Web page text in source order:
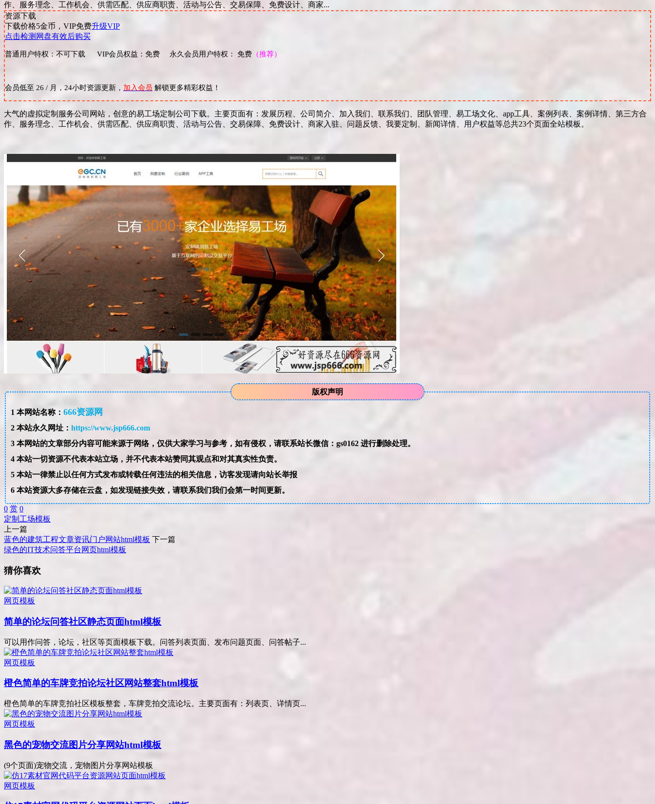
作、服务理念、工作机会、供需匹配、供应商职责、活动与公告、交易保障、免费设计、商家...
资源下载
下载价格5金币，VIP免费升级VIP
点击检测网盘有效后购买
普通用户特权：不可下载 VIP会员权益：免费 永久会员用户特权： 免费 （推荐）
会员低至 26 / 月，24小时资源更新， 加入会员 解锁更多精彩权益！
大气的虚拟定制服务公司网站，创意的易工场定制公司下载。主要页面有：发展历程、公司简介、加入我们、联系我们、团队管理、易工场文化、app工具、案例列表、案例详情、第三方合
作、服务理念、工作机会、供需匹配、供应商职责、活动与公告、交易保障、免费设计、商家入驻、问题反馈、我要定制、新闻详情、用户权益等总共23个页面全站模板。
版权声明
1 本网站名称： 666资源网
2本站永久网址： https://www.jsp666.com
3
本网站的文章部分内容可能来源于网络，仅供大家学习与参考，如有侵权，请联系站长微信：gs0162 进行删除处理。
4本站一切资源不代表本站立场，并不代表本站赞同其观点和对其真实性负责。
5本站一律禁止以任何方式发布或转载任何违法的相关信息，访客发现请向站长举报
6本站资源大多存储在云盘，如发现链接失效，请联系我们我们会第一时间更新。
0 赏 0
定制 工场模板
上一篇
蓝色的建筑工程文章资讯门户网站html模板 下一篇
绿色的IT技术问答平台网页html模板
猜你喜欢
网页模板
简单的论坛问答社区静态页面html模板
可以用作问答，论坛，社区等页面模板下载。问答列表页面、发布问题页面、问答帖子...
网页模板
橙色简单的车牌竞拍论坛社区网站整套html模板
橙色简单的车牌竞拍社区模板整套，车牌竞拍交流论坛。主要页面有：列表页、详情页...
网页模板
黑色的宠物交流图片分享网站html模板
(9个页面)宠物交流，宠物图片分享网站模板
网页模板